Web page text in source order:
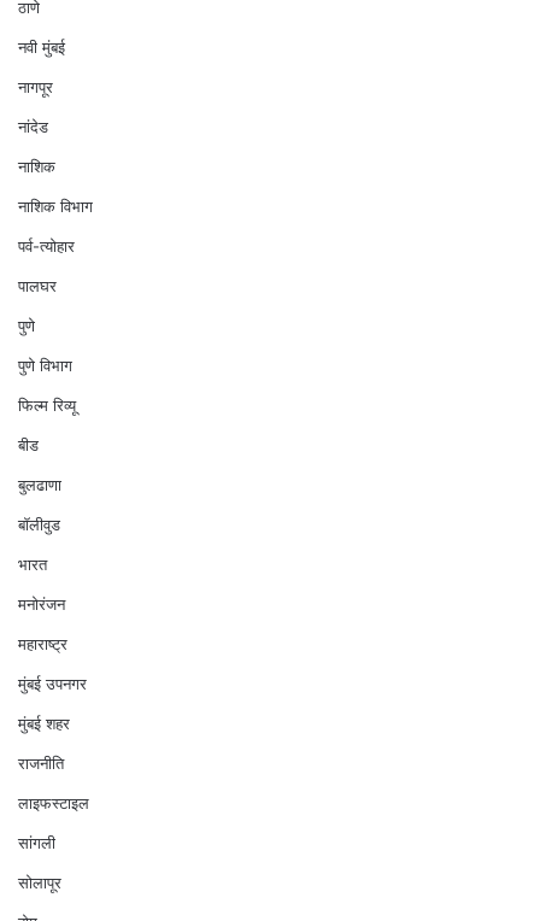
ठाणे
नवी मुंबई
नागपूर
नांदेड
नाशिक
नाशिक विभाग
पर्व-त्योहार
पालघर
पुणे
पुणे विभाग
फिल्म रिव्यू
बीड
बुलढाणा
बॉलीवुड
भारत
मनोरंजन
महाराष्ट्र
मुंबई उपनगर
मुंबई शहर
राजनीति
लाइफस्टाइल
सांगली
सोलापूर